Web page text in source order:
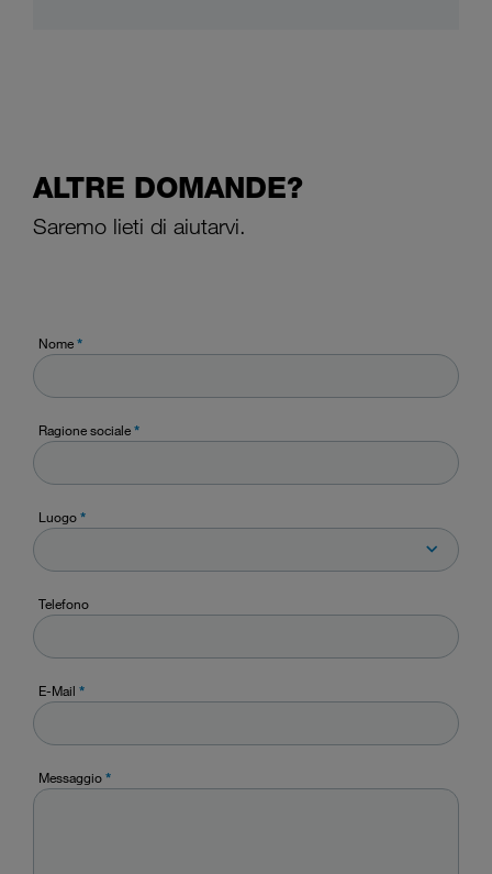
ALTRE DOMANDE?
Saremo lieti di aiutarvi.
Nome*
Ragione sociale*
Luogo*
Telefono
E-Mail *
Messaggio*